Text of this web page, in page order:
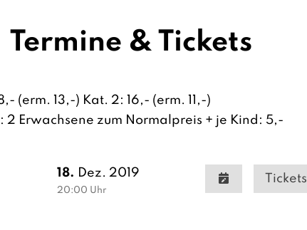
Termine & Tickets
(erm. 13,-) Kat. 2: 16,- (erm. 11,-)
2 Erwachsene zum Normalpreis + je Kind: 5,-
18. Dez. 2019
20:00 Uhr
Tickets